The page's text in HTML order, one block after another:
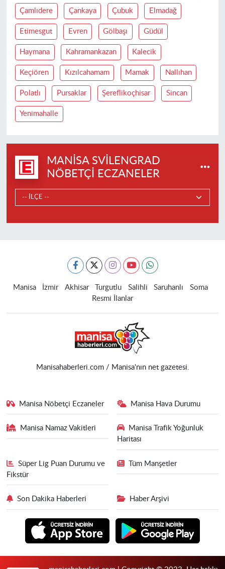
Çamlıdere Çankaya Çubuk Elmadağ
Etimesgut Evren Gölbaşı Güdül
Haymana Kahramankazan Kalecik
Keçiören Kızılcahamam Mamak Nallıhan
Polatlı Pursaklar Şereflikoçhisar Sincan
Yenimahalle
MANISA SVILENGRAD
NÖBETÇI ECZANELER
Manisa İzmir Akhisar Turgutlu Salihli Saruhanlı
Soma
Resmi İlanlar
Manisahaberleri.com / Manisa'nın net gazetesi.
Manisa Nöbetçi Eczaneler Manisa Hava Durumu
Manisa Namaz Vakitleri
Manisa Trafik Yoğunluk
Haritası
Süper Lig Puan Durumu ve
Fikstür
Tüm Manşetler
Son Dakika Haberleri Haber Arşivi